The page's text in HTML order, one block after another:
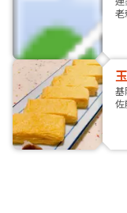
老
基
佐